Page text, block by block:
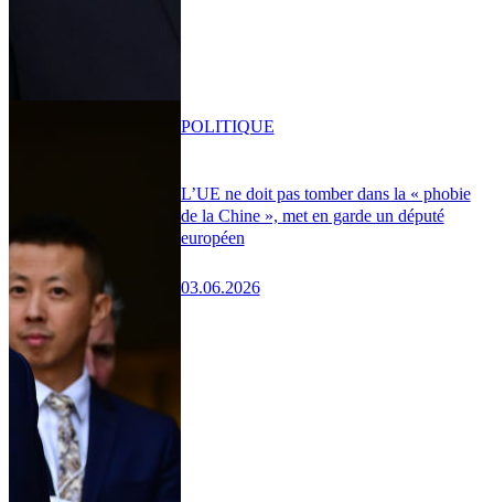
L’UE ne doit pas tomber dans la « phobie
de la Chine », met en garde un député
européen
03.06.2026
POLITIQUE